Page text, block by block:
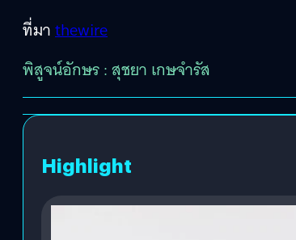
ที่มาthewire
พิสูจน์อักษร : สุชยา เกษจำรัส
Highlight